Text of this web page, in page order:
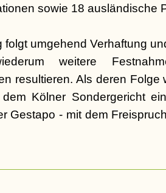
sowie 18 ausländische
folgt umgehend Verhaftung
weitere
resultieren. Als deren
Kölner Sondergericht
Gestapo - mit dem